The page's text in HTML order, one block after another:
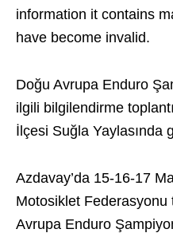
information it contains
have become invalid.
Doğu Avrupa Enduro
ilgili bilgilendirme
İlçesi Suğla Yaylasında
Azdavay’da 15-16-17
Motosiklet Federasyonu
Avrupa Enduro